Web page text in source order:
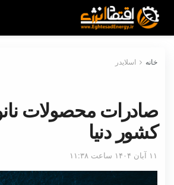
خانه اسلایدر
کشور دنیا
۱۱ آبان ۱۴۰۴ ساعت ۱۱:۳۸